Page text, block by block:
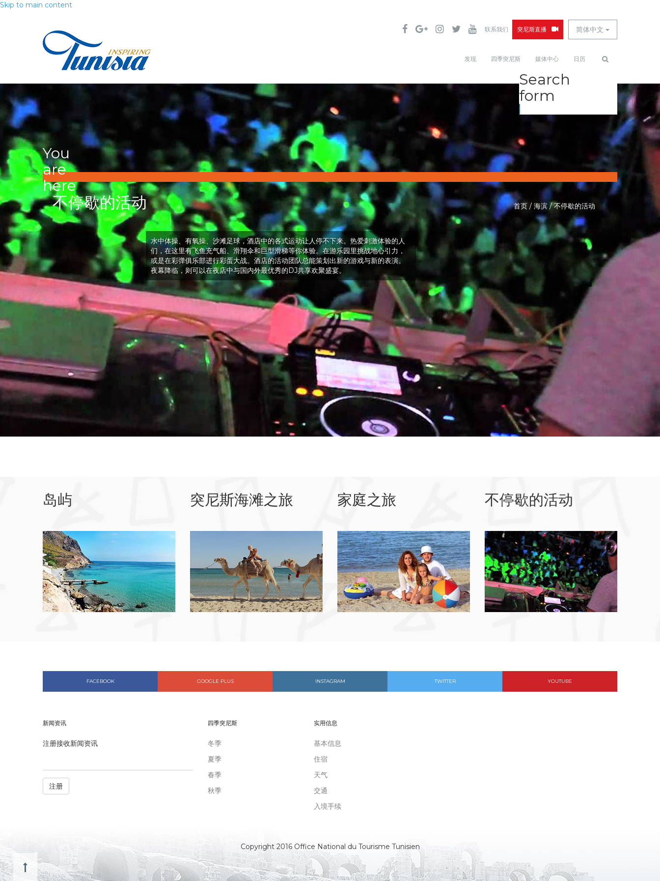
Skip to main content
简体中文
联系我们 突尼斯直播
发现 四季突尼斯 媒体中心 日历
Search
form
查找
You
are
here
首页 / 海滨 / 不停歇的活动
不停歇的活动
水中体操、有氧操、沙滩足球，酒店中的各式运动让人停不下来。热爱刺激体验的人
们，在这里有飞鱼充气船、滑翔伞和巨型滑梯等你体验。在游乐园里挑战地心引力，
或是在彩弹俱乐部进行彩蛋大战。酒店的活动团队总能策划出新的游戏与新的表演。
夜幕降临，则可以在夜店中与国内外最优秀的DJ共享欢聚盛宴。
岛屿 突尼斯海滩之旅 家庭之旅 不停歇的活动
FACEBOOK GOOGLE PLUS INSTAGRAM TWITTER YOUTUBE
新闻资讯
注册接收新闻资讯
注册
四季突尼斯
冬季
夏季
春季
秋季
实用信息
基本信息
住宿
天气
交通
入境手续
Copyright 2016 Office National du Tourisme Tunisien